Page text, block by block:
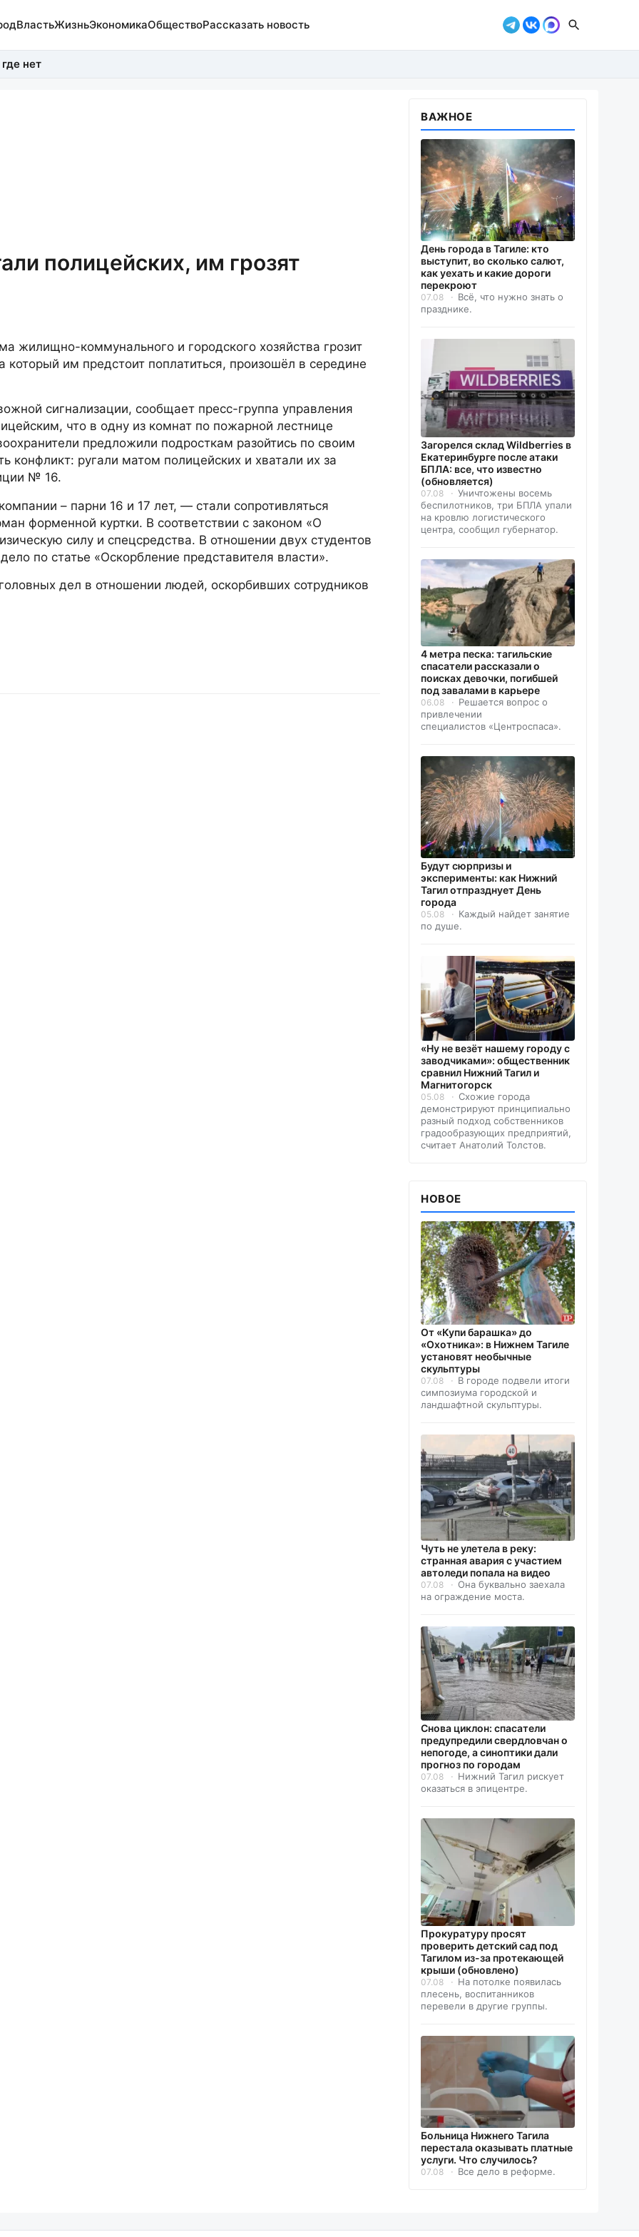
ВластьЖизньЭкономикаОбществоРассказать новость
нет
полицейских, им грозят
жилищно-коммунального и городского хозяйства грозит
который им предстоит поплатиться, произошёл в середине
сигнализации, сообщает пресс-группа управления
что в одну из комнат по пожарной лестнице
предложили подросткам разойтись по своим
конфликт: ругали матом полицейских и хватали их за
№ 16.
– парни 16 и 17 лет, — стали сопротивляться
форменной куртки. В соответствии с законом «О
силу и спецсредства. В отношении двух студентов
по статье «Оскорбление представителя власти».
дел в отношении людей, оскорбивших сотрудников
ВАЖНОЕ
День города в Тагиле: кто
выступит, во сколько салют,
как уехать и какие дороги
перекроют
07.08
Всё, что нужно знать о
празднике.
Загорелся склад Wildberries в
Екатеринбурге после атаки
БПЛА: все, что известно
(обновляется)
07.08
Уничтожены восемь
беспилотников, три БПЛА упали
на кровлю логистического
центра, сообщил губернатор.
4 метра песка: тагильские
спасатели рассказали о
поисках девочки, погибшей
под завалами в карьере
06.08
Решается вопрос о
привлечении
специалистов «Центроспаса».
Будут сюрпризы и
эксперименты: как Нижний
Тагил отпразднует День
города
05.08
Каждый найдет занятие
по душе.
«Ну не везёт нашему городу с
заводчиками»: общественник
сравнил Нижний Тагил и
Магнитогорск
05.08
Схожие города
демонстрируют принципиально
разный подход собственников
градообразующих предприятий,
считает Анатолий Толстов.
НОВОЕ
От «Купи барашка» до
«Охотника»: в Нижнем Тагиле
установят необычные
скульптуры
07.08
В городе подвели итоги
симпозиума городской и
ландшафтной скульптуры.
Чуть не улетела в реку:
странная авария с участием
автоледи попала на видео
07.08
Она буквально заехала
на ограждение моста.
Снова циклон: спасатели
предупредили свердловчан о
непогоде, а синоптики дали
прогноз по городам
07.08
Нижний Тагил рискует
оказаться в эпицентре.
Прокуратуру просят
проверить детский сад под
Тагилом из-за протекающей
крыши (обновлено)
07.08
На потолке появилась
плесень, воспитанников
перевели в другие группы.
Больница Нижнего Тагила
перестала оказывать платные
услуги. Что случилось?
07.08 Все дело в реформе.